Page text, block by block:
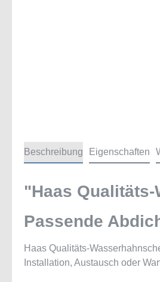
Beschreibung Eigenschaften
"Haas
Passende
Haas Qualitäts-
Installation, Austausch oder